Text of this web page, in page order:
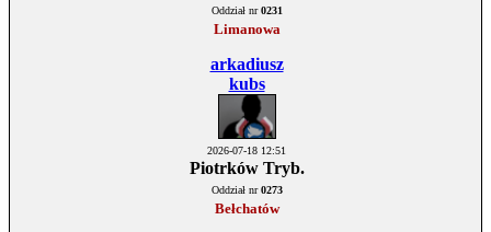
Oddział nr0231
Limanowa
arkadiusz
kubs
2026-07-18 12:51
Piotrków Tryb.
Oddział nr0273
Bełchatów